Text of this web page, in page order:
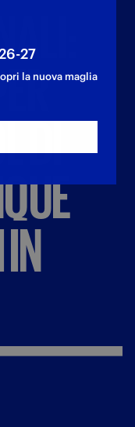
DI
IN
27
la nuova maglia